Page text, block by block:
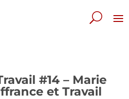
#14 – Marie
et Travail